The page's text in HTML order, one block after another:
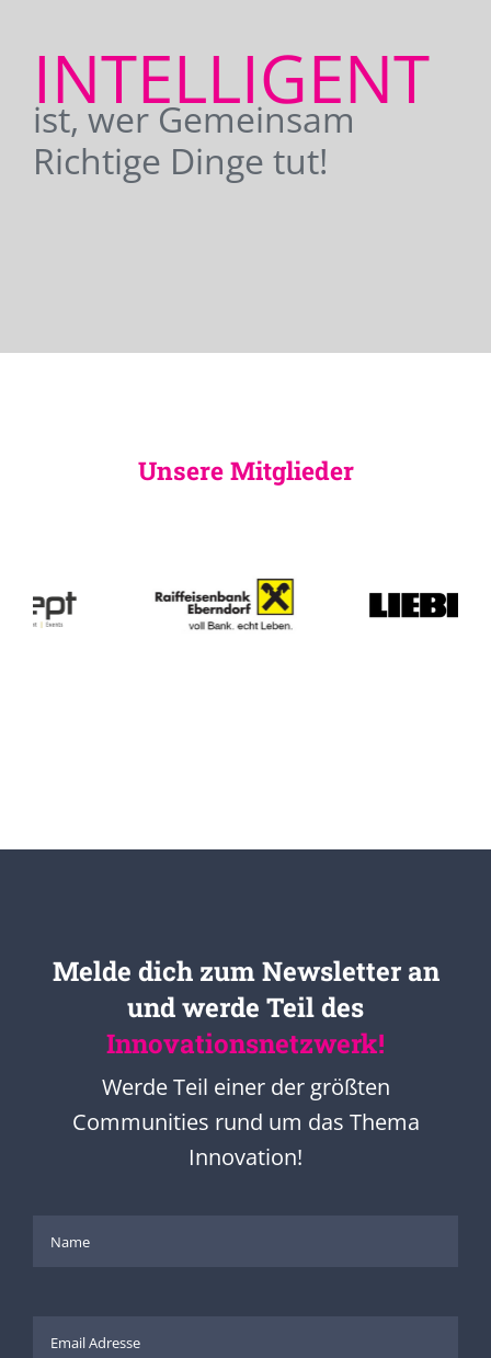
INTELLIGENT
ist, wer Gemeinsam
Richtige Dinge tut!
Unsere Mitglieder
Melde dich zum Newsletter an
und werde Teil des
Innovationsnetzwerk!
Werde Teil einer der größten